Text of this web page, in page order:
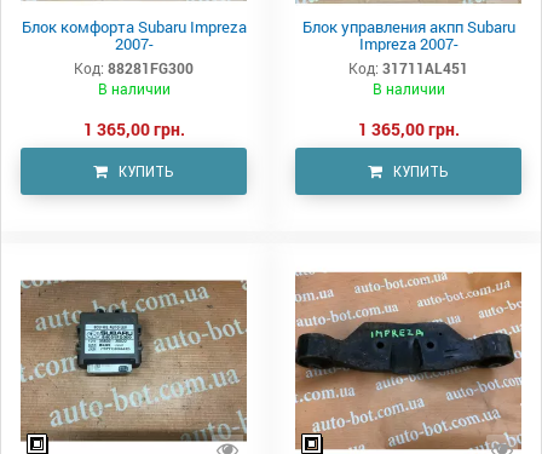
Блок комфорта Subaru Impreza
2007-
Код: 88281FG300
В наличии
1 365,00 грн.
КУПИТЬ
Блок управления акпп Subaru
Impreza 2007-
Код: 31711AL451
В наличии
1 365,00 грн.
КУПИТЬ